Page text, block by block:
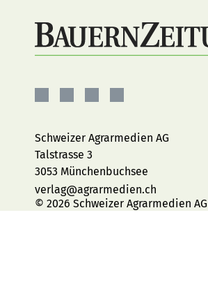
Facebook
Instagram
YouTubeLinkedIn
Schweizer Agrarmedien AG
Talstrasse 3
3053 Münchenbuchsee
verlag@agrarmedien.ch
© 2026 Schweizer Agrarmedien AG